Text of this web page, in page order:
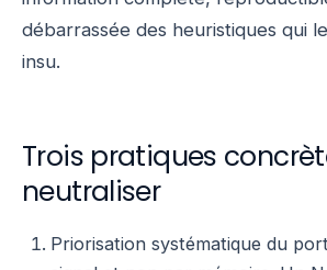
débarrassée des heuristiques qui
insu.
Trois pratiques
neutraliser
Priorisation systématique du